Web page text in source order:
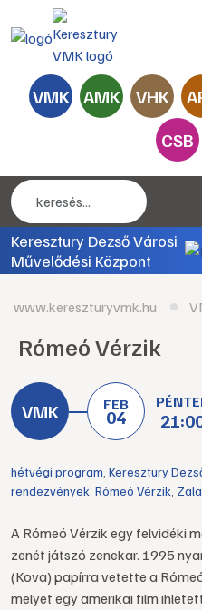
VMK AMK VHK
CSB
Keresztury Dezső Városi
Művelődési Központ
www.kereszturyvmk.hu
Rómeó Vérzik
FEB
04
hétvégi program Keresztury
rendezvények Rómeó Vérzik
A Rómeó Vérzik egy felvidéki
zenét játszó zenekar. 1995
(Kova) papírra vetette a
melyet egy amerikai film